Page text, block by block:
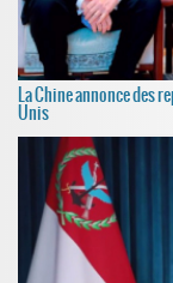
La Chine annonce des
Unis